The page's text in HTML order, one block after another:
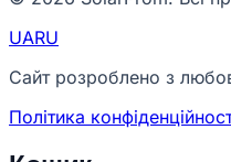
UARU
Сайт розроблено з
Політика